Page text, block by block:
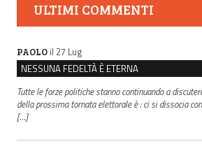
ULTIMI COMMENTI
PAOLO il 27 Lug
NESSUNA FEDELTÀ È ETERNA
Tutte le forze politiche stanno continuando a
della prossima tornata elettorale è : ci si dissocia
[…]